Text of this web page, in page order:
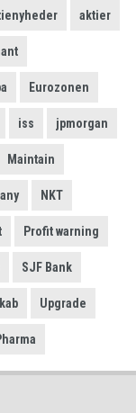
aktier
Eurozonen
iss jpmorgan
Maintain
NKT
Profit warning
SJF Bank
Upgrade